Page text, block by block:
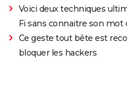
Voici deux techniques
Fi sans connaitre son mot
Ce geste tout bête est
bloquer les hackers